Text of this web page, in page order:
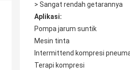
> Sangat rendah getarannya
Aplikasi:
Pompa jarum suntik
Mesin tinta
Intermittend kompresi
Terapi kompresi